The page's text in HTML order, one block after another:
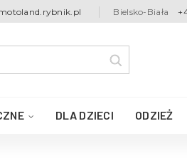
Bielsko-Biała
DLA DZIECI ODZIEŻ